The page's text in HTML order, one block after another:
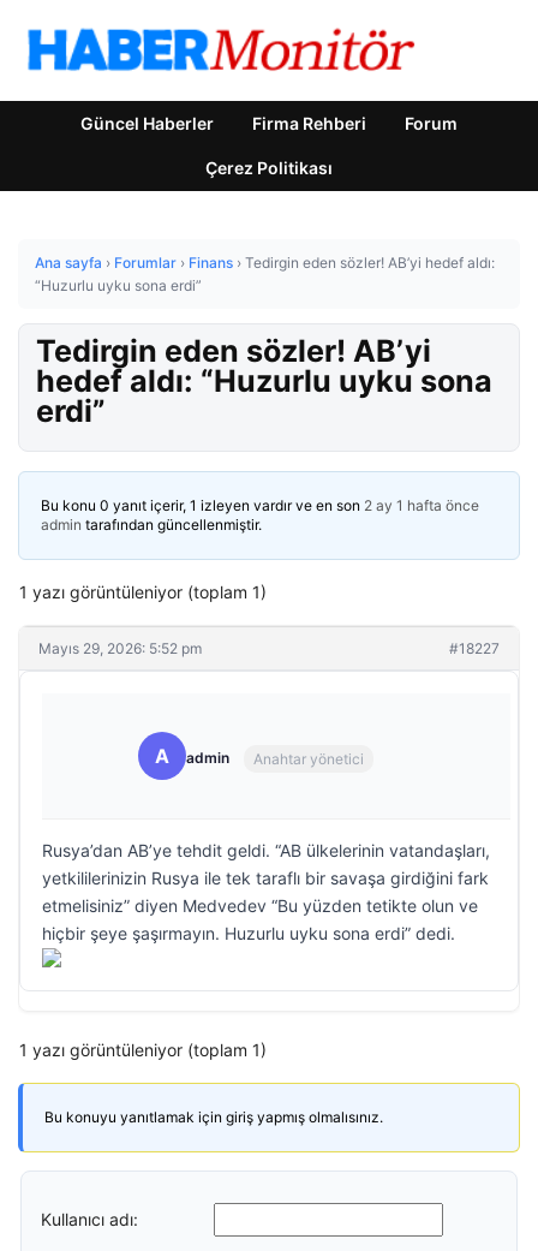
Güncel Haberler Firma Rehberi Forum
Çerez Politikası
Ana sayfa › Forumlar › Finans › Tedirgin eden sözler! AB’yi hedef aldı:
“Huzurlu uyku sona erdi”
Tedirgin eden sözler! AB’yi
hedef aldı: “Huzurlu uyku sona
erdi”
Bu konu 0 yanıt içerir, 1 izleyen vardır ve en son 2 ay 1 hafta önce
admin tarafından güncellenmiştir.
1 yazı görüntüleniyor (toplam 1)
Mayıs 29, 2026: 5:52 pm #18227
A admin Anahtar yönetici
Rusya’dan AB’ye tehdit geldi. “AB ülkelerinin vatandaşları,
yetkililerinizin Rusya ile tek taraflı bir savaşa girdiğini fark
etmelisiniz” diyen Medvedev “Bu yüzden tetikte olun ve
hiçbir şeye şaşırmayın. Huzurlu uyku sona erdi” dedi.
1 yazı görüntüleniyor (toplam 1)
Bu konuyu yanıtlamak için giriş yapmış olmalısınız.
Kullanıcı adı: